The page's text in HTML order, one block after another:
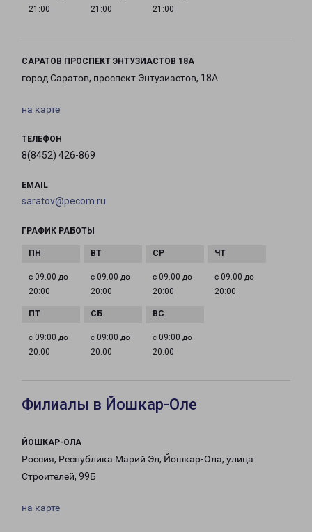
21:00
21:00
21:00
САРАТОВ ПРОСПЕКТ ЭНТУЗИАСТОВ 18А
город Саратов, проспект Энтузиастов, 18А
на карте
ТЕЛЕФОН
8(8452) 426-869
EMAIL
saratov@pecom.ru
ГРАФИК РАБОТЫ
с 09:00 до
20:00
с 09:00 до
20:00
с 09:00 до
20:00
с 09:00 до
20:00
с 09:00 до
20:00
с 09:00 до
20:00
с 09:00 до
20:00
Филиалы в Йошкар-Оле
ЙОШКАР-ОЛА
Россия, Республика Марий Эл, Йошкар-Ола, улица
Строителей, 99Б
на карте